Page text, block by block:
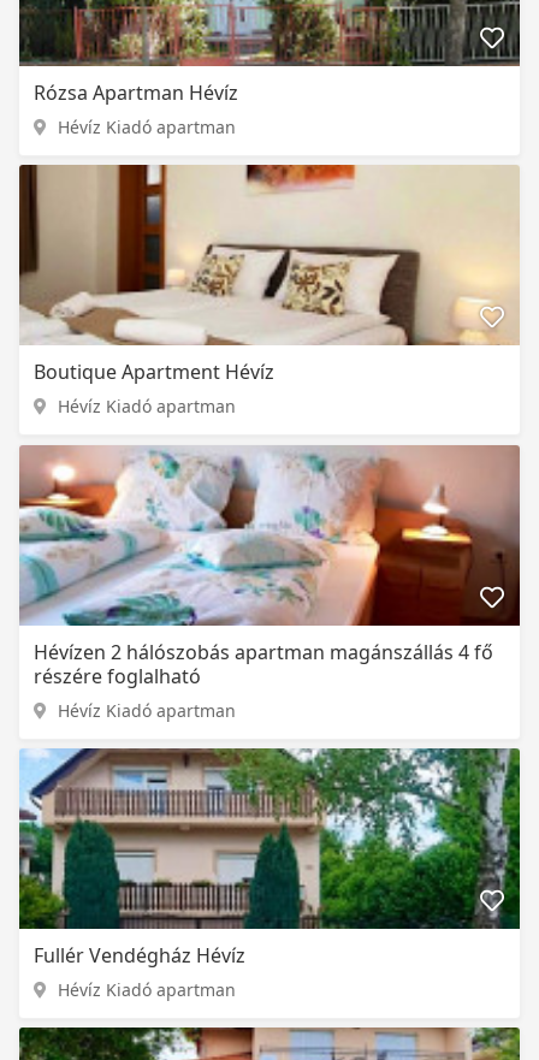
Rózsa Apartman Hévíz
Hévíz Kiadó apartman
Boutique Apartment Hévíz
Hévíz Kiadó apartman
Hévízen 2 hálószobás apartman magánszállás 4 fő
részére foglalható
Hévíz Kiadó apartman
Fullér Vendégház Hévíz
Hévíz Kiadó apartman